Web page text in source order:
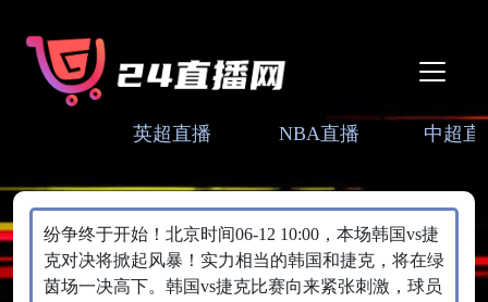
英超直播 NBA直播 中超直
纷争终于开始！北京时间06-12 10:00，本场韩国vs捷
克对决将掀起风暴！实力相当的韩国和捷克，将在绿
茵场一决高下。韩国vs捷克比赛向来紧张刺激，球员